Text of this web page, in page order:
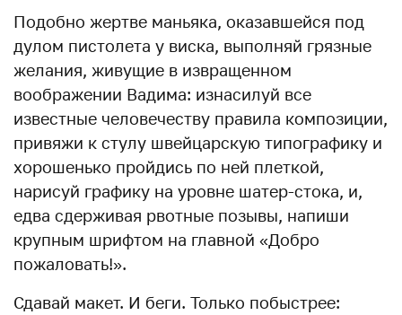
Подобно жертве маньяка, оказавшейся под
дулом пистолета у виска, выполняй грязные
желания, живущие в извращенном
воображении Вадима: изнасилуй все
известные человечеству правила композиции,
привяжи к стулу швейцарскую типографику и
хорошенько пройдись по ней плеткой,
нарисуй графику на уровне шатер-стока, и,
едва сдерживая рвотные позывы, напиши
крупным шрифтом на главной «Добро
пожаловать!».
Сдавай макет. И беги. Только побыстрее: